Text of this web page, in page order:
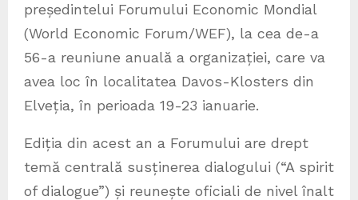
președintelui Forumului Economic Mondial
(World Economic Forum/WEF), la cea de-a
56-a reuniune anuală a organizației, care va
avea loc în localitatea Davos-Klosters din
Elveția, în perioada 19-23 ianuarie.
Ediția din acest an a Forumului are drept
temă centrală susținerea dialogului (“A spirit
of dialogue”) și reunește oficiali de nivel înalt